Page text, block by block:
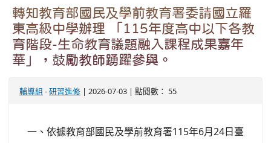
轉知教育部國民及學前教育署委請國立羅
東高級中學辦理 「115年度高中以下各教
育階段-生命教育議題融入課程成果嘉年
華」，鼓勵教師踴躍參與。
輔導組 -研習進修 | 2026-07-03 | 點閱數： 55
一、依據教育部國民及學前教育署115年6月24日臺